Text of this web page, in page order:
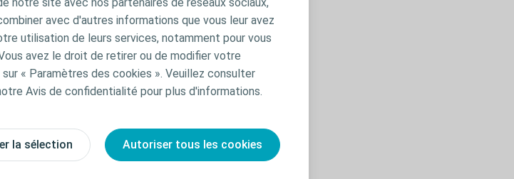
avec d'autres informations que vous leur avez
utilisation de leurs services, notamment pour vous
avez le droit de retirer ou de modifier votre
« Paramètres des cookies ». Veuillez consulter
Avis de confidentialité pour plus d'informations.
la sélection Autoriser tous les cookies